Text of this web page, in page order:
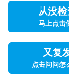
从没
马上点击
又复
点击问问怎